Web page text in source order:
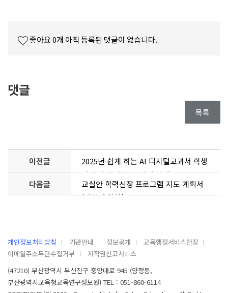
좋아요0개 아직 등록된 댓글이 없습니다.
댓글
목록
이전글
2025년 쉽게 하는 AI 디지털교과서 학생
일괄 가입 및 인증 방법 안내
다음글
교실안 학력신장 프로그램 지도 계획서
(사회성 쑥쑥)
개인정보처리방침 기관안내 정보공개
교육행정서비스헌장
이메일주소무단수집거부
저작권신고서비스
(47210) 부산광역시 부산진구 중앙대로 945 (양정동,
부산광역시교육청교육연구정보원) TEL : 051-860-6114